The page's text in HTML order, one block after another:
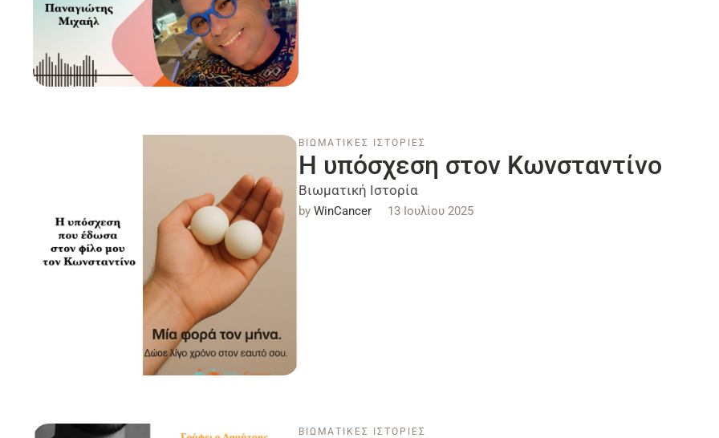
ΒΙΩΜΑΤΙΚΕΣ ΙΣΤΟΡΙΕΣ
Η υπόσχεση στον Κωνσταντίνο
Βιωματική Ιστορία
by WinCancer 13 Ιουλίου 2025
ΒΙΩΜΑΤΙΚΕΣ ΙΣΤΟΡΙΕΣ